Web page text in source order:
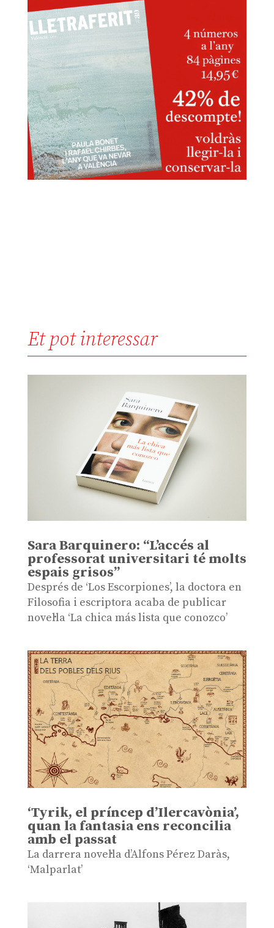
Et pot interessar
Sara Barquinero: “L’accés al
professorat universitari té molts
espais grisos”
Després de ‘Los Escorpiones’, la doctora en
Filosofia i escriptora acaba de publicar
novel·la ‘La chica más lista que conozco’
‘Tyrik, el príncep d’Ilercavònia’,
quan la fantasia ens reconcilia
amb el passat
La darrera novel·la d’Alfons Pérez Daràs,
‘Malparlat’